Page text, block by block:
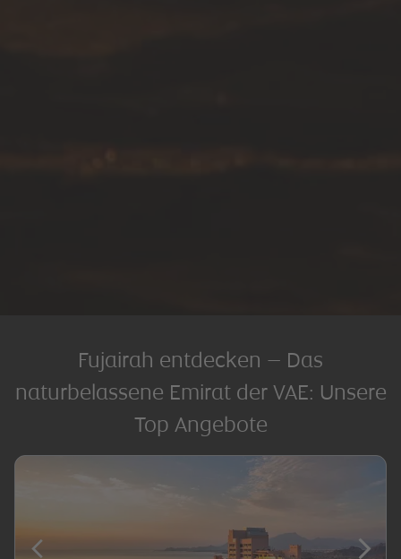
Fujairah entdecken – Das
naturbelassene Emirat der VAE: Unsere
Top Angebote